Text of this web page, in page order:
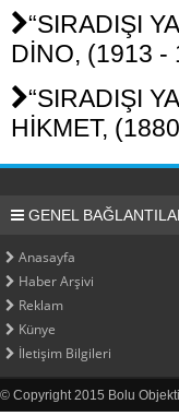
“SIRADIŞI
DİNO, (1913 -
“SIRADIŞI
HİKMET,
GENEL
Anasayfa
Haber Arşivi
Reklam
Künye
İletişim Bilgileri
© Copyright 2015 Bolu